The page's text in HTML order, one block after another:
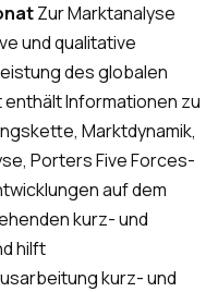
Zur Marktanalyse
und qualitative
des globalen
Informationen zu
Marktdynamik,
Porters Five Forces-
auf dem
kurz- und
hilft
kurz- und